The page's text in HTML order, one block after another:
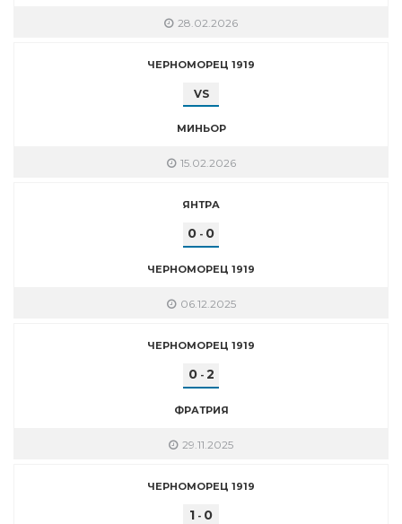
28.02.2026
ЧЕРНОМОРЕЦ 1919
VS
МИНЬОР
15.02.2026
ЯНТРА
0 - 0
ЧЕРНОМОРЕЦ 1919
06.12.2025
ЧЕРНОМОРЕЦ 1919
0- 2
ФРАТРИЯ
29.11.2025
ЧЕРНОМОРЕЦ 1919
1 - 0